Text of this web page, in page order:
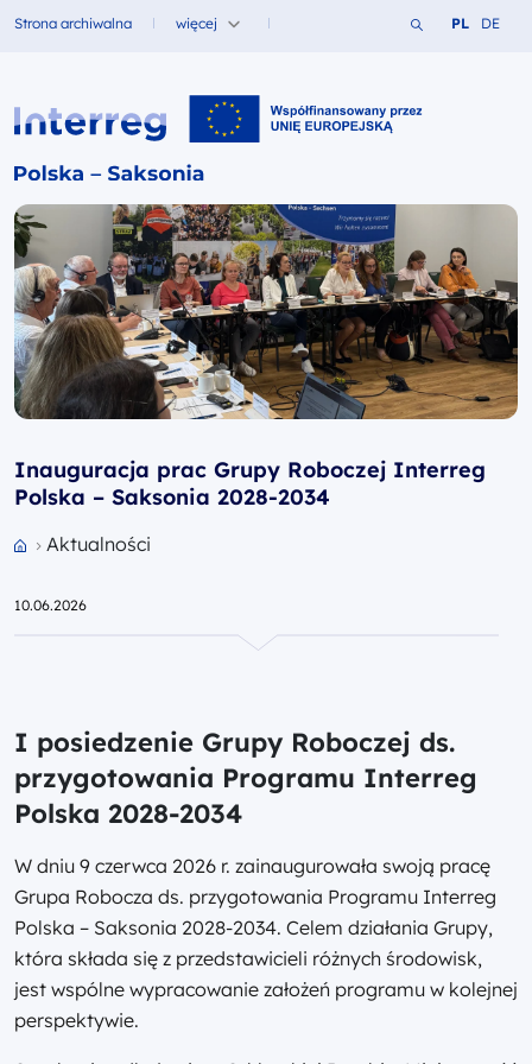
Fundusze dla
Strona archiwalna więcej Szukaj w
Zmień
PL Zmień
DE
Interreg PL-SN 2021-2027
Inauguracja prac Grupy Roboczej Interreg
Polska – Saksonia 2028-2034
Przejdź do strony głównej portalu
Aktualności
10.06.2026
I posiedzenie Grupy Roboczej ds.
przygotowania Programu Interreg
Polska 2028-2034
W dniu 9 czerwca 2026 r. zainaugurowała swoją pracę
Grupa Robocza ds. przygotowania Programu Interreg
Polska – Saksonia 2028-2034. Celem działania Grupy,
która składa się z przedstawicieli różnych środowisk,
jest wspólne wypracowanie założeń programu w kolejnej
perspektywie.